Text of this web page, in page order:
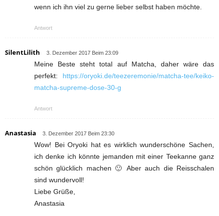
wenn ich ihn viel zu gerne lieber selbst haben möchte.
Antwort
SilentLilith 3. Dezember 2017 Beim 23:09
Meine Beste steht total auf Matcha, daher wäre das
perfekt: https://oryoki.de/teezeremonie/matcha-tee/keiko-
matcha-supreme-dose-30-g
Antwort
Anastasia 3. Dezember 2017 Beim 23:30
Wow! Bei Oryoki hat es wirklich wunderschöne Sachen,
ich denke ich könnte jemanden mit einer Teekanne ganz
schön glücklich machen 🙂 Aber auch die Reisschalen
sind wundervoll!
Liebe Grüße,
Anastasia